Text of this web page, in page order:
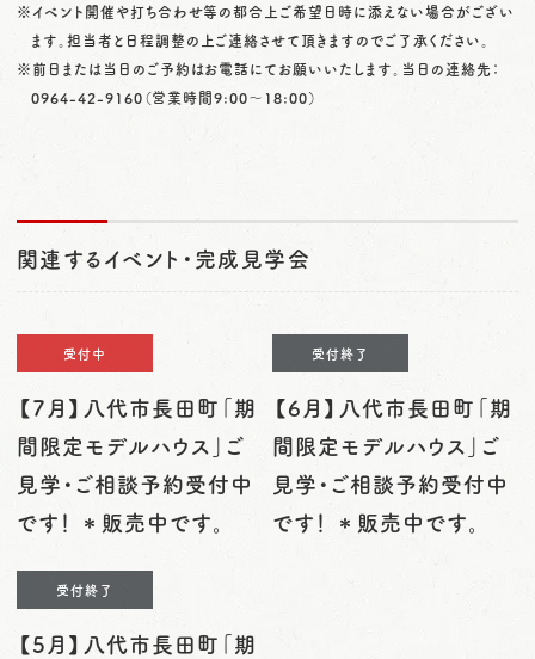
※イベント開催や打ち合わせ等の都合上ご希望日時に添えない場合がござい
ます。担当者と日程調整の上ご連絡させて頂きますのでご了承ください。
※前日または当日のご予約はお電話にてお願いいたします。当日の連絡先：
0964-42-9160（営業時間9:00〜18:00）
関連するイベント・完成見学会
受付中
【7月】八代市長田町「期
間限定モデルハウス」ご
見学・ご相談予約受付中
です！ ＊販売中です。
受付終了
【6月】八代市長田町「期
間限定モデルハウス」ご
見学・ご相談予約受付中
です！ ＊販売中です。
受付終了
【5月】八代市長田町「期